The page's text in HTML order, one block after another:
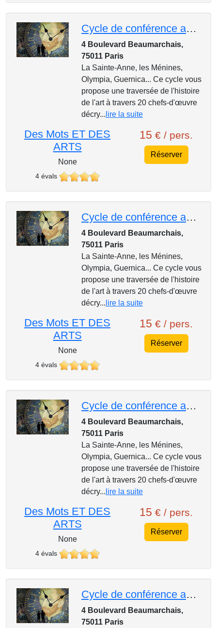
Cycle de conférence au Mk2, 1 Heure, 1 Oeuvre : Alberto Giacometti, « L’Homme qui marche », 1960
4 Boulevard Beaumarchais,
75011 Paris
La Sainte-Anne, les Ménines,
Olympia, Guernica... Ce cycle vous
propose une traversée de l'histoire
de l'art à travers 20 chefs-d'œuvre
décry... lire la suite
Des Mots ET DES
ARTS
None
4 évals
15 € / pers.
Réserver
Cycle de conférence au Mk2, 1 Heure, 1 Oeuvre : Jackson Pollock, « Autumn Rythm », 1950
4 Boulevard Beaumarchais,
75011 Paris
La Sainte-Anne, les Ménines,
Olympia, Guernica... Ce cycle vous
propose une traversée de l'histoire
de l'art à travers 20 chefs-d'œuvre
décry... lire la suite
Des Mots ET DES
ARTS
None
4 évals
15 € / pers.
Réserver
Cycle de conférence au Mk2, 1 Heure, 1 Oeuvre : Pablo Picasso, « Guernica », 1937
4 Boulevard Beaumarchais,
75011 Paris
La Sainte-Anne, les Ménines,
Olympia, Guernica... Ce cycle vous
propose une traversée de l'histoire
de l'art à travers 20 chefs-d'œuvre
décry... lire la suite
Des Mots ET DES
ARTS
None
4 évals
15 € / pers.
Réserver
Cycle de conférence au Mk2, 1 Heure, 1 Oeuvre : Paul Cézanne, « Les Grandes Baigneuses », 1894-1905
4 Boulevard Beaumarchais,
75011 Paris